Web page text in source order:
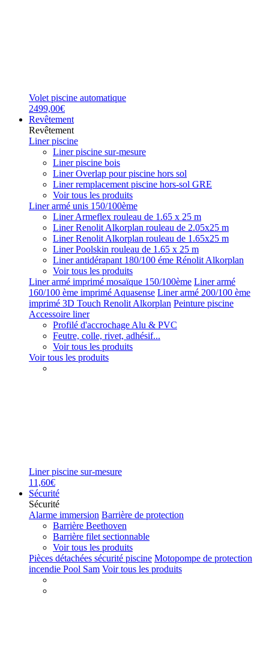
Volet piscine automatique
2499,00€
Revêtement
Revêtement
Liner piscine
Liner piscine sur-mesure
Liner piscine bois
Liner Overlap pour piscine hors sol
Liner remplacement piscine hors-sol GRE
Voir tous les produits
Liner armé unis 150/100ème
Liner Armeflex rouleau de 1.65 x 25 m
Liner Renolit Alkorplan rouleau de 2.05x25 m
Liner Renolit Alkorplan rouleau de 1.65x25 m
Liner Poolskin rouleau de 1.65 x 25 m
Liner antidérapant 180/100 éme Rénolit Alkorplan
Voir tous les produits
Liner armé imprimé mosaïque 150/100ème Liner armé
160/100 ème imprimé Aquasense Liner armé 200/100 ème
imprimé 3D Touch Renolit Alkorplan Peinture piscine
Accessoire liner
Profilé d'accrochage Alu & PVC
Feutre, colle, rivet, adhésif...
Voir tous les produits
Voir tous les produits
Liner piscine sur-mesure
11,60€
Sécurité
Sécurité
Alarme immersion Barrière de protection
Barrière Beethoven
Barrière filet sectionnable
Voir tous les produits
Pièces détachées sécurité piscine Motopompe de protection
incendie Pool Sam Voir tous les produits